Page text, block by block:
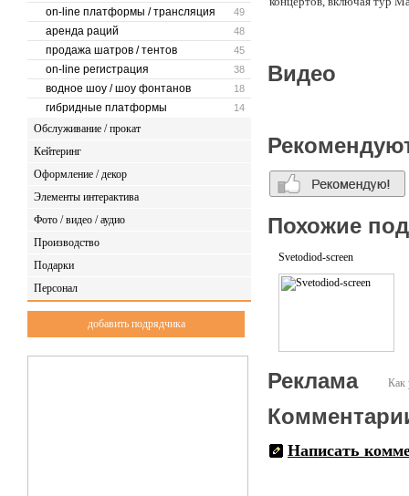
49
on-line платформы / трансляция
48
аренда раций
45
продажа шатров / тентов
38
on-line регистрация
18
водное шоу / шоу фонтанов
14
гибридные платформы
Обслуживание / прокат
Кейтеринг
Оформление / декор
Элементы интерактива
Фото / видео / аудио
Производство
Подарки
Персонал
добавить подрядчика
- публичная
- штаб-квартира и два
- получены ГОСТ, а
- лучшее соотношение
- клиенты из 120 стран
- грандиозные проекты
Видео
Похожие
Svetodiod-screen
Как
Реклама
Написать